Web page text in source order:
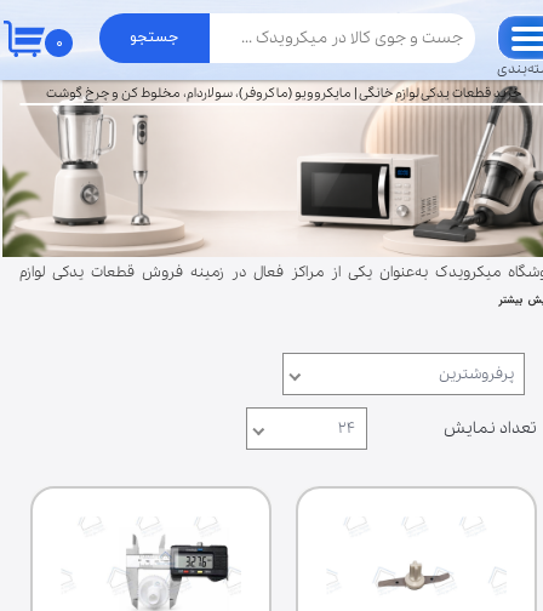
جستجو ۰
میکرویدک به‌عنوان یکی از مراکز فعال در زمینه فروش قطعات یدکی لوازم
مجموعه‌ای از قطعات تخصصی دستگاه‌هایی مانند قطعات‌مایکروویو
برای تهیه قطعات، به دنبال بورس قطعات مایکروویو|سولاردام|مخلوطکن|
هستند. میکرویدک با فعالیت در محدوده بازار قطعات لوازم خانگی تهران
فروش آنلاین، امکان دسترسی سریع به قطعات مورد نیاز را برای مشتریان در
ایران فراهم کرده است. در صورت نیاز به راهنمایی برای انتخاب قطعه
می‌توانید با پشتیبانی تماس بگیرید. همچنین امکان خرید حضوری در تهران
به سراسر کشور فراهم است. با توجه به تنوع مدل‌های لوازم خانگی، انتخاب
مناسب اهمیت زیادی دارد. در این فروشگاه تلاش شده قطعات برای برندهای
مانند پاناسونیک، ال‌جی، سامسونگ و سایر برندها فراهم شود تا کاربران
بیشتر
خرید قطعات یدکی لوازم خانگی | مایکروویو (ماکروفر)، سولاردام، مخلوط کن و چرخ گوشت
پرفروشترین
تعداد نمایش ۲۴
حساب کاربری من
تغییر گذر واژه
سفارشات
خروج از حساب کاربری